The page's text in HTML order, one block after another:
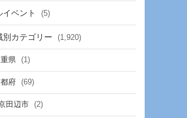
イベント (5)
別カテゴリー (1,920)
県 (1)
府 (69)
田辺市 (2)